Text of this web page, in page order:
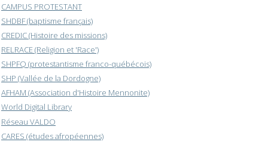
CAMPUS PROTESTANT
SHDBF (baptisme français)
CREDIC (Histoire des missions)
RELRACE (Religion et 'Race')
SHPFQ (protestantisme franco-québécois)
SHP (Vallée de la Dordogne)
AFHAM (Association d'Histoire Mennonite)
World Digital Library
Réseau VALDO
CARES (études afropéennes)